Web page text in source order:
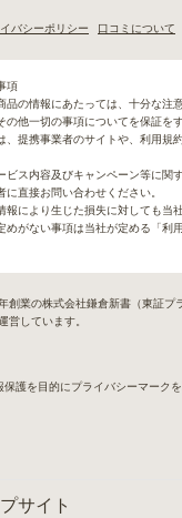
バシーポリシー 口コミについて
項
品の情報にあたっては、十分な注
の他一切の事項についてを保証を
、提携事業者のサイトや、利用規
ビス内容及びキャンペーン等に関
に直接お問い合わせください。
報により生じた損失に対しても当
めがない事項は当社が定める「利
創業の株式会社鎌倉新書（東証プ
営しています。
護を目的にプライバシーマーク
サイト